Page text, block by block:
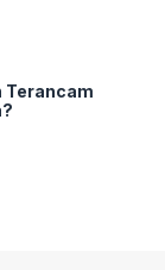
Terancam